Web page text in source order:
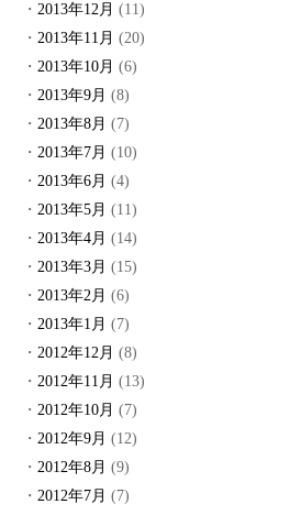
2013年12月 (11)
2013年11月 (20)
2013年10月 (6)
2013年9月 (8)
2013年8月 (7)
2013年7月 (10)
2013年6月 (4)
2013年5月 (11)
2013年4月 (14)
2013年3月 (15)
2013年2月 (6)
2013年1月 (7)
2012年12月 (8)
2012年11月 (13)
2012年10月 (7)
2012年9月 (12)
2012年8月 (9)
2012年7月 (7)